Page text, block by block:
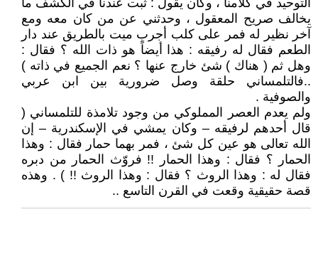
التوحيد في كلامنا ، وكان يقول : ثبت عندنا في الكشف ما
يخالف صريح المعقول ، وحدثني عن من كان معه ومع
آخر نظير له فمر على كلب أجرب ميت بالطريق عند دار
الطعم فقال له رفيقه : هذا أيضاً هو ذات الله ؟ فقال :
وهل ثم ( هناك ) شئ خارج عنها ؟ نعم الجميع في ذاته )
..فالتلمساني حلقة وصل ضرورية بين ابن عربي
والصوفية .
ولم يعدم العصر المملوكي من وجود تلامذة للتلمساني (
قال أحدهم لرفيقه – وكان يمشي في الإسكندرية – إن
الله تعالى هو عين كل شئ ، فمر بهما حمار فقال : وهذا
الحمار ؟ فقال : وهذا الحمار !! فروّث الحمار من دبره
فقال له : وهذا الروث ؟ فقال : وهذا الروث !! ) . وهذه
قصة حقيقية وقعت في القرن التاسع ..